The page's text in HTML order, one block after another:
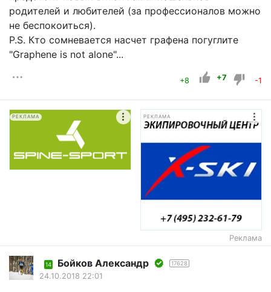
родителей и любителей (за профессионалов можно
не беспокоиться).
P.S. Кто сомневается насчет графена погуглите
"Graphene is not alone"...
+8 +7 -1
РЕКЛАМА РЕКЛАМА
Реклама
14 Бойков Александр 17628
24.10.2018 22:01